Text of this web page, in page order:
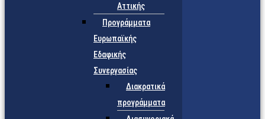
Αττικής
Προγράμματα
Ευρωπαϊκής
Εδαφικής
Συνεργασίας
Διακρατικά
προγράμματα